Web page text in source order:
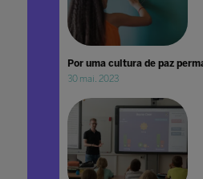
Por uma cultura de paz
30 mai. 2023